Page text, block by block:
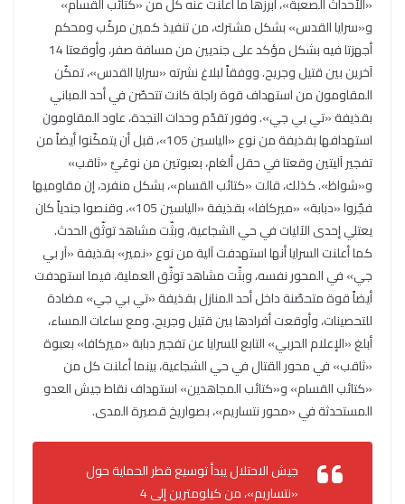
«الأحداث الصعبة»، أبرزها ما أعلنت عنه كل من «كتائب القسام»
و«سرايا القدس» بشكل مشترك، من تنفيذ كمين مركّب ومحكم
أجهزتا فيه بشكل مؤكد على جنديين من مسافة صفر، وأوقعتا 14
آخرين بين قتيل وجريح. ووفقاً لبلاغ نشرته «سرايا القدس»، تمكّن
المقاومون من استهداف قوة راجلة كانت تتحصّن في أحد المباني
بقذيفة «تي بي جي». وفور تقدّم وحدات النجدة، عاود المقاومون
استهدافها بقذيفة من نوع «الياسين 105»، قبل أن يتمكّنوا أيضاً من
تفجير آليتين وقعتا في حقل ألغام، بعبوتين من نوعَيْ «ثاقب»
و«شواظ». كذلك، قالت «كتائب القسام»، بشكل منفرد، إن مقاوميها
فجّروا «دبابة» «ميركافا» بقذيفة «الياسين 105»، وقنصوا جندياً كان
يعتلي إحدى الآليات في حي الشجاعية، وبثّت مشاهد توثّق الحدث.
كما أعلنت السرايا أنها استهدفت آلية من نوع «نمير» بقذيفة «آر بي
جي» في المحور نفسه، وبثّت مشاهد توثّق العملية، فيما استهدفت
أيضاً قوة متحصّنة داخل أحد المنازل بقذيفة «تي بي جي» مضادة
للتحصينات، وأوقعت أفرادها بين قتيل وجريح. ومع ساعات المساء،
أبلغ «الإعلام الحربي» التابع للسرايا عن تفجير دبابة «ميركافا» بعبوة
«ثاقب» في محور القتال في حي الشجاعية، بينما أعلنت كل من
«كتائب القسام» و«كتائب المجاهدين» استهداف نقاط جيش العدو
المستحدثة في «محور نتساريم»، بصواريخ قصيرة المدى.
جيش الاحتلال يبدأ توسيع قطر الحماية حول
«نتساريم»، من كيلومترين إلى 4